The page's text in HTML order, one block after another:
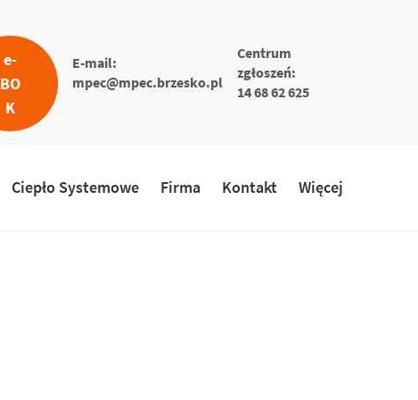
e-
BO
K
E-mail:
mpec@mpec.brzesko.pl
Centrum
zgłoszeń:
14 68 62 625
Ciepło Systemowe Firma Kontakt Więcej